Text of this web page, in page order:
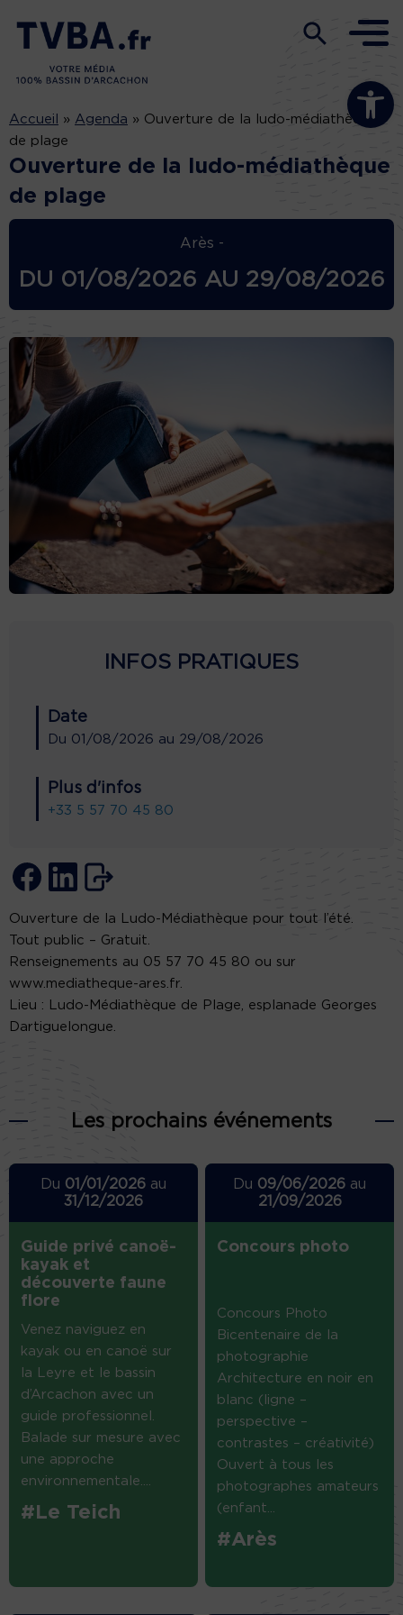
Ouvrir la
Accueil » Agenda » Ouverture de la ludo-médiathèque
de plage
Ouverture de la ludo-médiathèque
de plage
Arès -
DU 01/08/2026 AU 29/08/2026
INFOS PRATIQUES
Date
Du 01/08/2026 au 29/08/2026
Plus d'infos
+33 5 57 70 45 80
Ouverture de la Ludo-Médiathèque pour tout l’été.
Tout public – Gratuit.
Renseignements au 05 57 70 45 80 ou sur
www.mediatheque-ares.fr.
Lieu : Ludo-Médiathèque de Plage, esplanade Georges
Dartiguelongue.
Les prochains événements
Du 01/01/2026au
31/12/2026
Guide privé canoë-
kayak et
découverte faune
flore
Venez naviguez en
kayak ou en canoë sur
la Leyre et le bassin
d’Arcachon avec un
guide professionnel.
Balade sur mesure avec
une approche
environnementale....
#Le Teich
Du 09/06/2026 au
21/09/2026
Concours photo
Concours Photo
Bicentenaire de la
photographie
Architecture en noir en
blanc (ligne –
perspective –
contrastes – créativité)
Ouvert à tous les
photographes amateurs
(enfant...
#Arès